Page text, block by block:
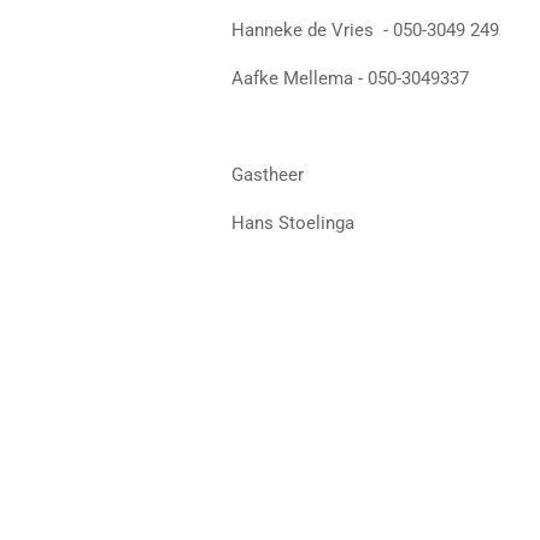
Hanneke de Vries - 050-3049 249
Aafke Mellema - 050-3049337
Gastheer
Hans Stoelinga